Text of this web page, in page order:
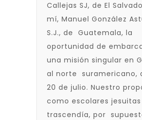
Callejas SJ, de El
mí, Manuel González
S.J., de Guatemala, la
oportunidad de
una misión singular en
al norte suramericano,
20 de julio. Nuestro
como escolares jesuitas
trascendía, por